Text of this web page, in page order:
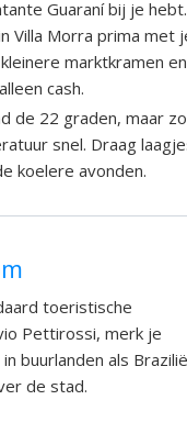
Guaraní bij je hebt.
Villa Morra prima met
marktkramen
cash.
de 22 graden, maar
snel. Draag
koelere avonden.
toeristische
Pettirossi, merk je
buurlanden als Brazilië
de stad.